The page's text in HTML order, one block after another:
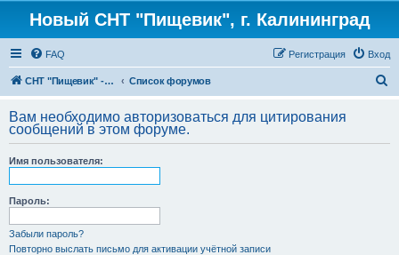
Новый СНТ "Пищевик", г. Калининград
FAQ Вход
Регистрация
СНТ "Пищевик" - возвращение на Главную страницу Список форумов
с
Вам необходимо авторизоваться для цитирования
сообщений в этом форуме.
Имя пользователя:
Пароль:
Забыли пароль?
Повторно выслать письмо для активации учётной записи